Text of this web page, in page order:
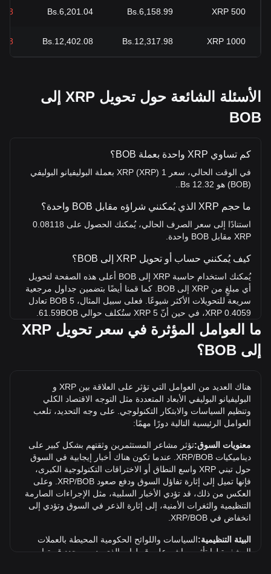
500
XRP
Bs.6,158.99
Bs.6,201.04
1000
XRP
Bs.12,317.98
Bs.12,402.08
الأسئلة الشائعة حول تحويل XRP إلى
BOB
كم تساوي XRP واحدة بعملة BOB؟
في الوقت الحالي، سعر 1 XRP (XRP) بعملة البوليفيانو البوليفي
(BOB) هو 12.32 Bs..
ما حجم XRP الذي يُمكنني شراؤه مقابل BOB واحدة؟
استنادًا إلى سعر الصرف الحالي، يُمكنك الحصول على 0.08118
XRP مقابل BOB واحدة.
كيف يُمكنني حساب أو تحويل XRP إلى BOB؟
يُمكنك استخدام حاسبة XRP إلى BOB أعلى هذه الصفحة لتحويل
أي مبلغٍ من XRP إلى BOB. كما قمنا أيضًا بتضمين جداول مرجعية
سريعة للتحويلات الأكثر شيوعًا. فعلى سبيل المثال، 5 BOB تعادل
0.4059 XRP، في حين أنّ 5 XRP ستُكلف حوالي 61.59BOB.
ما أعلى سعر لـ XRP/BOB في التاريخ؟
ما توجه سعر في BOB؟
على مدار الأيام السبعة الماضية، انخفض سعر صرف XRP (XRP)
بمقدار 3.30%. على مدار الشهر الماضي، انخفض سعر صرف
XRP (XRP) بمقدار 3.99% مقابل البوليفيانو البوليفي (BOB).
ما العوامل المؤثرة في سعر تحويل XRP
إلى BOB؟
هناك العديد من العوامل التي تؤثر على العلاقة بين XRP و
البوليفيانو البوليفي الأبعاد المتعددة مثل التوجه الاقتصاد الكلي
وتنظيم السياسات والابتكار التكنولوجي. على وجه التحديد، تلعب
العوامل الرئيسية التالية دورًا مهمًا:
معنويات السوق:تؤثر مشاعر المستثمرين وثقتهم بشكل كبير على
ديناميكيات XRP/BOB. عندما تكون هناك أخبار إيجابية في السوق
حول تبني XRP واسع النطاق أو الاختراقات التكنولوجية الكبرى،
فإنها تميل إلى إثارة تفاؤل السوق ودفع صعود XRP/BOB. وعلى
العكس من ذلك، قد تؤدي الأخبار السلبية، مثل الإجراءات الصارمة
التنظيمية والثغرات الأمنية، إلى إثارة الذعر في السوق وتؤدي إلى
انخفاض في XRP/BOB.
البيئة التنظيمية:السياسات واللوائح الحكومية المحيطة بالعملات
المشفرة لها تأثير مباشر على قبولها، والذي بدوره يحدد قيمتها